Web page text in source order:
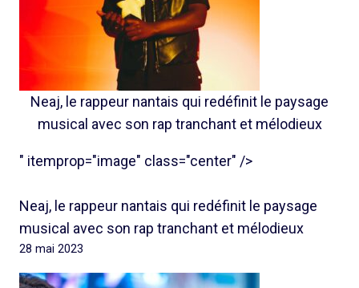
Neaj, le rappeur nantais qui redéfinit le paysage
musical avec son rap tranchant et mélodieux
" itemprop="image" class="center" />
Neaj, le rappeur nantais qui redéfinit le paysage
musical avec son rap tranchant et mélodieux
28 mai 2023